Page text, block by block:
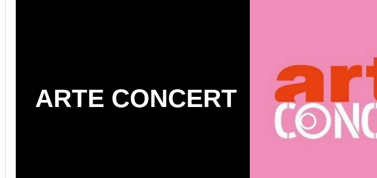
ARTE CONCERT